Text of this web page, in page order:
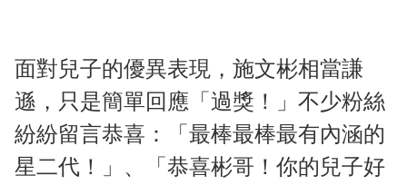
面對兒子的優異表現，施文彬相當謙
遜，只是簡單回應「過獎！」不少粉絲
紛紛留言恭喜：「最棒最棒最有內涵的
星二代！」、「恭喜彬哥！你的兒子好